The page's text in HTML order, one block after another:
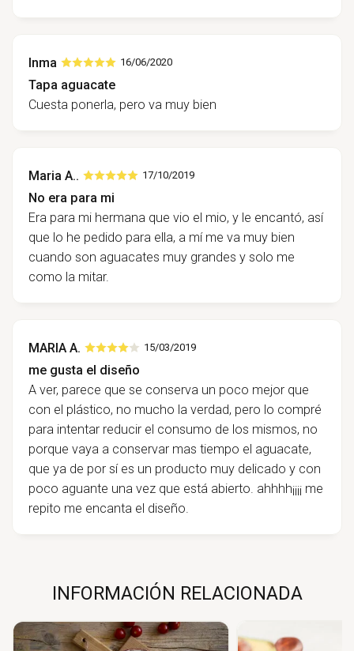
Inma 16/06/2020
Tapa aguacate
Cuesta ponerla, pero va muy bien
Maria A.. 17/10/2019
No era para mi
Era para mi hermana que vio el mio, y le encantó, así
que lo he pedido para ella, a mí me va muy bien
cuando son aguacates muy grandes y solo me
como la mitar.
MARIA A. 15/03/2019
me gusta el diseño
A ver, parece que se conserva un poco mejor que
con el plástico, no mucho la verdad, pero lo compré
para intentar reducir el consumo de los mismos, no
porque vaya a conservar mas tiempo el aguacate,
que ya de por sí es un producto muy delicado y con
poco aguante una vez que está abierto. ahhhh¡¡¡¡ me
repito me encanta el diseño.
INFORMACIÓN RELACIONADA